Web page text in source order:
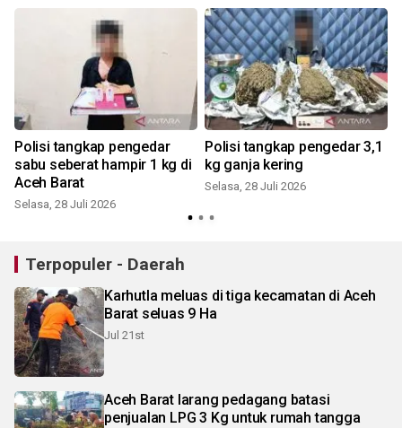
Polisi tangkap pengedar
sabu seberat hampir 1 kg di
Aceh Barat
Selasa, 28 Juli 2026
Polisi tangkap pengedar 3,1
kg ganja kering
Selasa, 28 Juli 2026
Terpopuler - Daerah
Karhutla meluas di tiga kecamatan di Aceh
Barat seluas 9 Ha
Jul 21st
Aceh Barat larang pedagang batasi
penjualan LPG 3 Kg untuk rumah tangga